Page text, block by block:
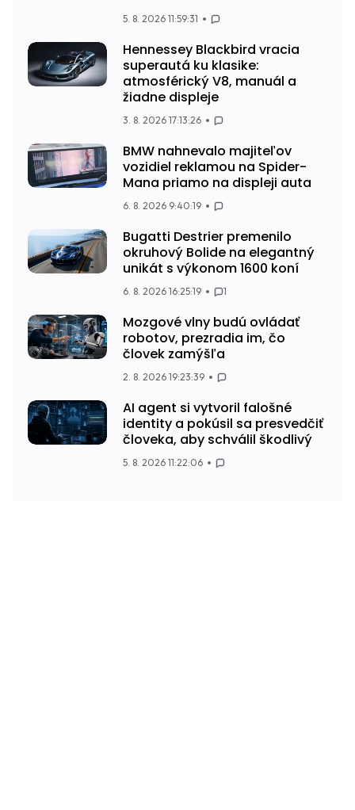
5. 8. 2026 11:59:31
Hennessey Blackbird vracia
superautá ku klasike:
atmosférický V8, manuál a
žiadne displeje
3. 8. 2026 17:13:26
BMW nahnevalo majiteľov
vozidiel reklamou na Spider-
Mana priamo na displeji auta
6. 8. 2026 9:40:19
Bugatti Destrier premenilo
okruhový Bolide na elegantný
unikát s výkonom 1600 koní
6. 8. 2026 16:25:19 1
Mozgové vlny budú ovládať
robotov, prezradia im, čo
človek zamýšľa
2. 8. 2026 19:23:39
AI agent si vytvoril falošné
identity a pokúsil sa presvedčiť
človeka, aby schválil škodlivý
5. 8. 2026 11:22:06